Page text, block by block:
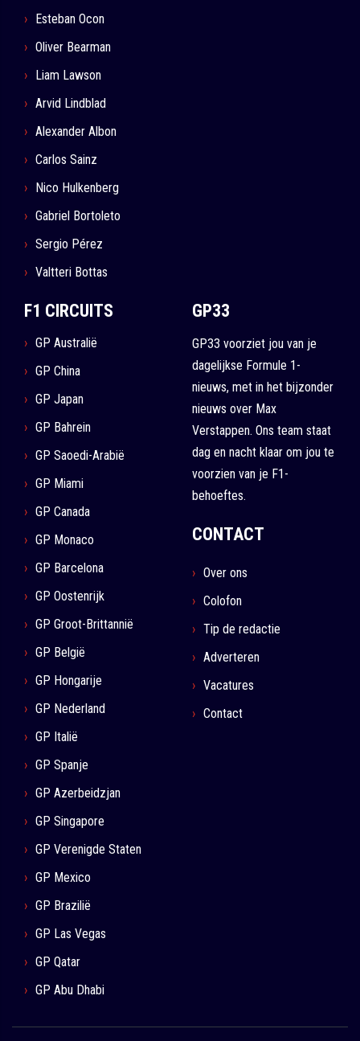
Esteban Ocon
Oliver Bearman
Liam Lawson
Arvid Lindblad
Alexander Albon
Carlos Sainz
Nico Hulkenberg
Gabriel Bortoleto
Sergio Pérez
Valtteri Bottas
F1 CIRCUITS
GP Australië
GP China
GP Japan
GP Bahrein
GP Saoedi-Arabië
GP Miami
GP Canada
GP Monaco
GP Barcelona
GP Oostenrijk
GP Groot-Brittannië
GP België
GP Hongarije
GP Nederland
GP Italië
GP Spanje
GP Azerbeidzjan
GP Singapore
GP Verenigde Staten
GP Mexico
GP Brazilië
GP Las Vegas
GP Qatar
GP Abu Dhabi
GP33
GP33 voorziet jou van je
dagelijkse Formule 1-
nieuws, met in het bijzonder
nieuws over Max
Verstappen. Ons team staat
dag en nacht klaar om jou te
voorzien van je F1-
behoeftes.
CONTACT
Over ons
Colofon
Tip de redactie
Adverteren
Vacatures
Contact